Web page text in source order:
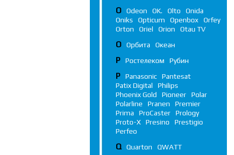
O Odeon OK. Olto
Onida
Oniks
Opticum Openbox
Orfey
Orton
Oriel Orion Otau TV
О Орбита Океан
Р Ростелеком Рубин
P Panasonic
Pantesat
Patix Digital
Philips
Phoenix Gold
Pioneer
Polar
Polarline
Pranen
Premier
Prima
ProCaster
Prology
Proto-X
Presino
Prestigio
Perfeo
Q Quarton QWATT